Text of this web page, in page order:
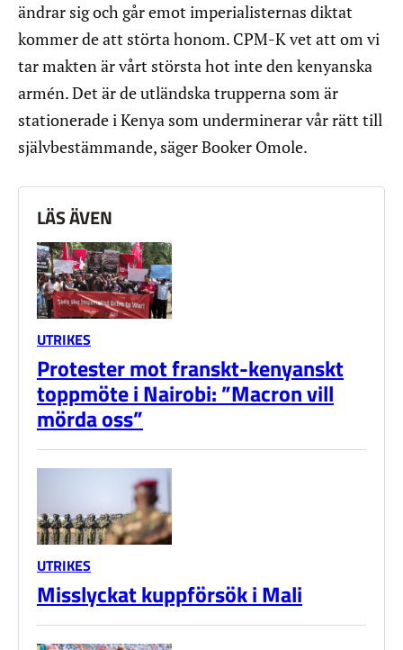
ändrar sig och går emot imperialisternas diktat
kommer de att störta honom. CPM-K vet att om vi
tar makten är vårt största hot inte den kenyanska
armén. Det är de utländska trupperna som är
stationerade i Kenya som underminerar vår rätt till
självbestämmande, säger Booker Omole.
LÄS ÄVEN
UTRIKES
Protester mot franskt-kenyanskt
toppmöte i Nairobi: ”Macron vill
mörda oss”
UTRIKES
Misslyckat kuppförsök i Mali